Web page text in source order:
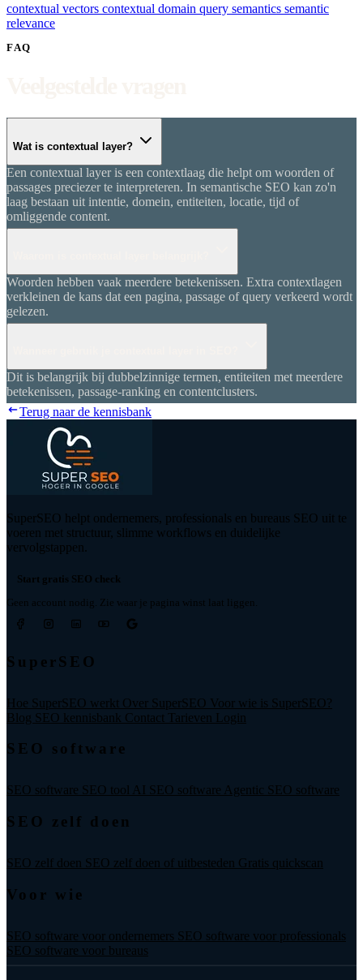
contextual vectors contextual domain query semantics semantic
relevance
FAQ
Wat is contextual layer?
Een contextual layer is een contextlaag die helpt om woorden of
passages preciezer te interpreteren. In semantische SEO kan zo'n
laag bestaan uit intentie, domein, entiteiten, locatie, tijd of
omliggende content.
Woorden hebben vaak meerdere betekenissen. Extra contextlagen
verkleinen de kans dat een pagina, passage of query verkeerd wordt
gelezen.
Dit is belangrijk bij dubbelzinnige termen, entiteiten met meerdere
betekenissen, passage-ranking en contentclusters.
Terug naar de kennisbank
SuperSEO helpt ondernemers, professionals en bureaus SEO uit te
voeren met structuur, slimme workflows en duidelijke
vervolgstappen.
Start gratis SEO check
Geen account nodig. Zie waar je pagina winst laat liggen.
SuperSEO
Hoe SuperSEO werkt Over SuperSEO Voor wie is SuperSEO?
Blog SEO kennisbank Contact Tarieven Login
SEO software
SEO software SEO tool AI SEO software Agentic SEO software
SEO zelf doen
SEO zelf doen SEO zelf doen of uitbesteden Gratis quickscan
Voor wie
SEO software voor ondernemers SEO software voor professionals
SEO software voor bureaus